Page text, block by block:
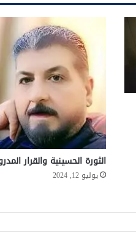
الثورة الحسينية والقرار
يوليو 12, 2024